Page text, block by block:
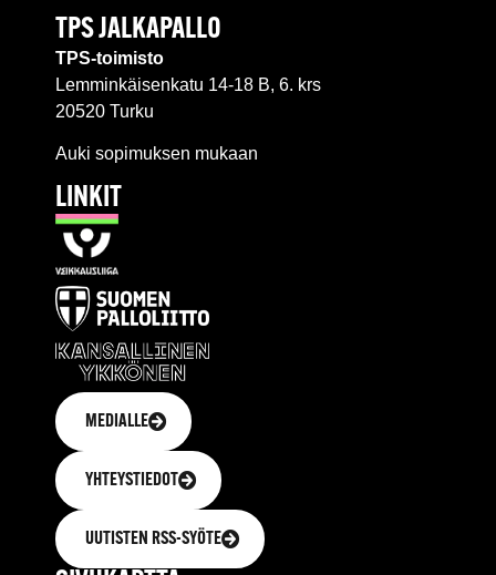
TPS JALKAPALLO
TPS-toimisto
Lemminkäisenkatu 14-18 B, 6. krs
20520 Turku
Auki sopimuksen mukaan
LINKIT
MEDIALLE
YHTEYSTIEDOT
UUTISTEN RSS-SYÖTE